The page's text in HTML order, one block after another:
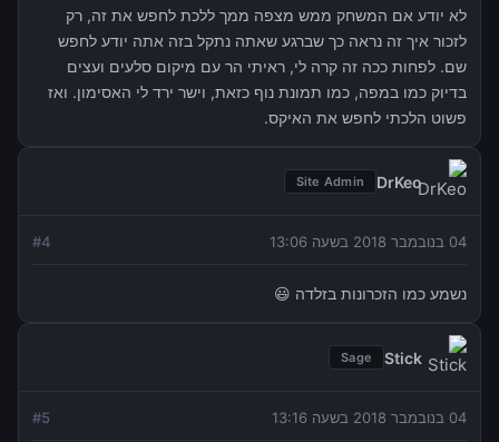
לא יודע אם המשחק ממש מצפה ממך ללכת לחפש את זה, רק
לזכור איך זה נראה כך שברגע שאתה נתקל בזה אתה יודע לחפש
שם. לפחות ככה זה קרה לי, ראיתי הר עם מיקום סלעים ועצים
בדיוק כמו במפה, כמו תמונת נוף כזאת, וישר ירד לי האסימון. ואז
פשוט הלכתי לחפש את האיקס.
DrKeo
Site Admin
04 בנובמבר 2018 בשעה 13:06 #4
נשמע כמו הזכרונות בזלדה 😃
Stick
Sage
04 בנובמבר 2018 בשעה 13:16 #5